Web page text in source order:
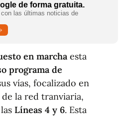
de forma gratuita.
las últimas noticias de
en marcha esta
programa de
vías, focalizado en
la red tranviaria,
Líneas 4 y 6. Esta